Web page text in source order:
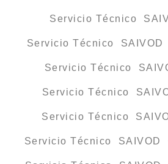
Servicio Técnico
Servicio Técnico
Servicio Técnico
Servicio Técnico
Servicio Técnico
Servicio Técnico SAIVOD